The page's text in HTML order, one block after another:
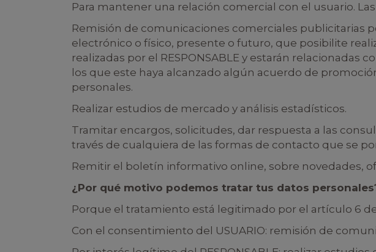
Para mantener una relación comercial con el usuario.
Remisión de comunicaciones comerciales publicitarias
electrónico o físico, presente o futuro, que posibilite
realizadas por el RESPONSABLE y estarán relacionadas
los que este haya alcanzado algún acuerdo de
personales.
Realizar estudios de mercado y análisis estadísticos.
Tramitar encargos, solicitudes, dar respuesta a las
través de cualquiera de las formas de contacto que se
Remitir el boletín informativo online, sobre novedades,
¿Por qué motivo podemos tratar tus datos
Porque el tratamiento está legitimado por el artículo 6
Con el consentimiento del USUARIO: remisión de